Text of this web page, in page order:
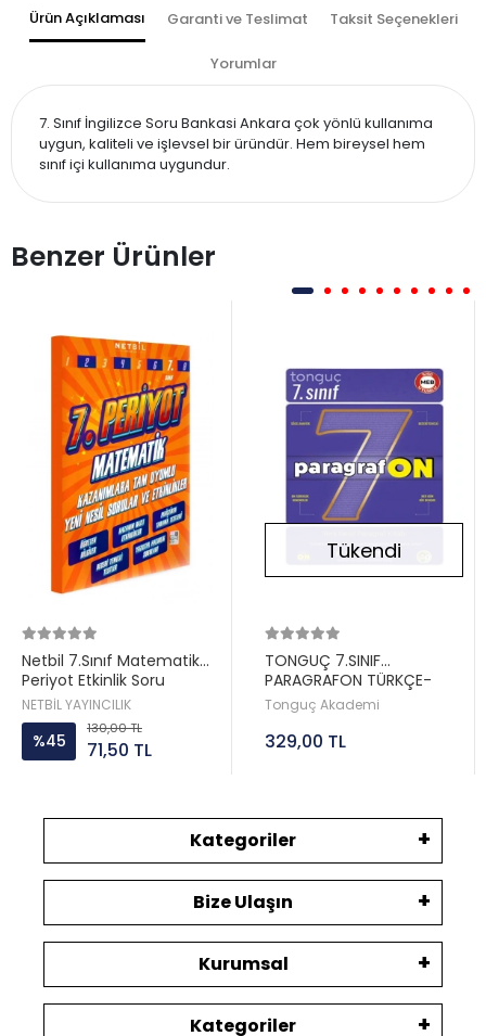
Ürün Açıklaması Garanti ve Teslimat Taksit Seçenekleri
Yorumlar
7. Sınıf İngilizce Soru Bankasi Ankara çok yönlü kullanıma
uygun, kaliteli ve işlevsel bir üründür. Hem bireysel hem
sınıf içi kullanıma uygundur.
Benzer Ürünler
Netbil 7.Sınıf Matematik
Periyot Etkinlik Soru
Bankası
NETBİL YAYINCILIK
%45
130,00 TL
71,50 TL
Tükendi
TONGUÇ 7.SINIF
PARAGRAFON TÜRKÇE-
PARAGRAF
Tonguç Akademi
329,00 TL
Kategoriler
Bize Ulaşın
Kurumsal
Kategoriler